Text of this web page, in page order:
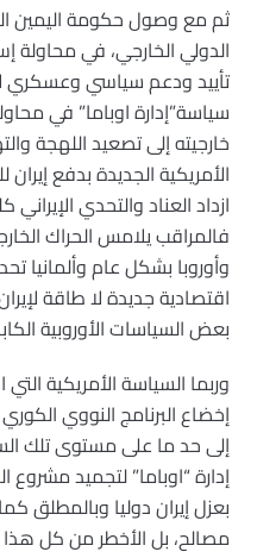
ثم مع وصول حكومة اليمين
الدولي الخارجي، في محاولة
تأييد ودعم سياسي وعسكري
سياسة”إدارة اوباما” في
خارجيته إلى تصعيد اللهجة
الأمريكية الجديدة بدفع
ازداد العناد والتحدي
فالمراقب يلامس الحراك
وأوروبا بشكل عام وألمانيا
اقتصادية جديدة لا طاقة
بعض السياسات الأوروبية
وربما السياسة الأمريكية
إخضاع البرنامج النووي
إلى حد ما على مستوى تلك
إدارة “اوباما” لتجميد مشروع
بعزل إيران دوليا وبالمطلق
مصالح، بل الأخطر من كل هذا